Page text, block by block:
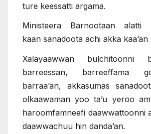
ture keessatti argama.
Ministeera Barnootaan alatti
kaan sanadoota achi akka kaa’an
Xalayaawwan bulchitoonni
barreessan, barreeffama
barraa’an, akkasumas
olkaawaman yoo ta’u yeroo
haroomfamneefi daawwattoonni
daawwachuu hin danda’an.